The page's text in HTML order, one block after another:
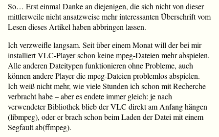
So… Erst einmal Danke an diejenigen, die sich nicht von dieser
mittlerweile nicht ansatzweise mehr interessanten Überschrift vom
Lesen dieses Artikel haben abbringen lassen.
Ich verzweifle langsam. Seit über einem Monat will der bei mir
installiert VLC-Player schon keine mpeg-Dateien mehr abspielen.
Alle anderen Dateitypen funktionieren ohne Probleme, auch
können andere Player die mpeg-Dateien problemlos abspielen.
Ich weiß nicht mehr, wie viele Stunden ich schon mit Recherche
verbracht habe – aber es endete immer gleich: je nach
verwendeter Bibliothek blieb der VLC direkt am Anfang hängen
(libmpeg), oder er brach schon beim Laden der Datei mit einem
Segfault ab(ffmpeg).